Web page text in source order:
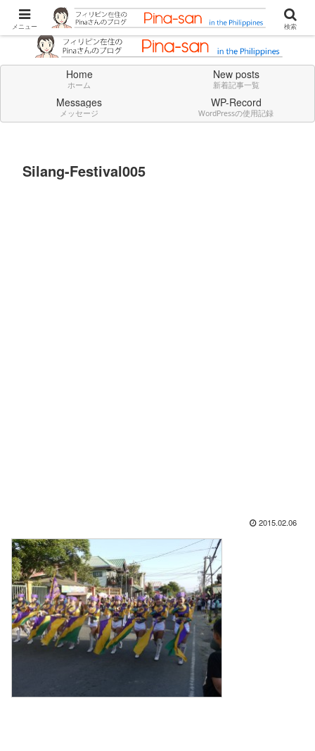
Don't think deeply. Feel always in English.
Home
ホーム
New posts
新着記事一覧
Messages
メッセージ
WP-Record
WordPressの使用記録
Silang-Festival005
2015.02.06
メニュー 検索